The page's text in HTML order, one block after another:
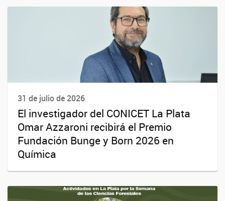
31 de julio de 2026
El investigador del CONICET La Plata
Omar Azzaroni recibirá el Premio
Fundación Bunge y Born 2026 en
Química